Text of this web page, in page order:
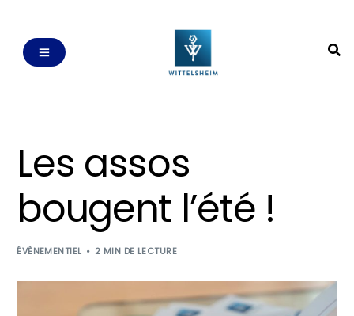
Les assos
bougent l’été !
ÉVÈNEMENTIEL 2 MIN DE LECTURE